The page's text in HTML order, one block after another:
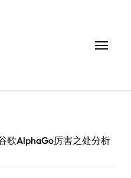
歌AlphaGo厉害之处分析